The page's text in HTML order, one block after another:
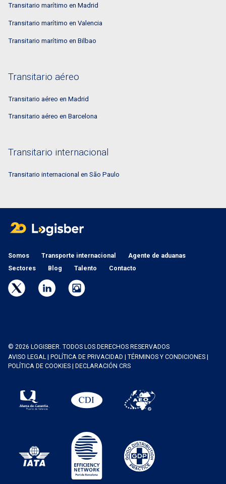
Transitario marítimo en Madrid
Transitario marítimo en Valencia
Transitario marítimo en Bilbao
Transitario aéreo
Transitario aéreo en Madrid
Transitario aéreo en Barcelona
Transitario internacional
Transitario internacional en São Paulo
Somos Transporte internacional
Agente de aduanas
Sectores
Blog Talento Contacto
© 2026 LOGISBER. TODOS LOS DERECHOS RESERVADOS
AVISO LEGAL | POLÍTICA DE PRIVACIDAD | TÉRMINOS Y CONDICIONES |
POLÍTICA DE COOKIES | DECLARACIÓN CRS